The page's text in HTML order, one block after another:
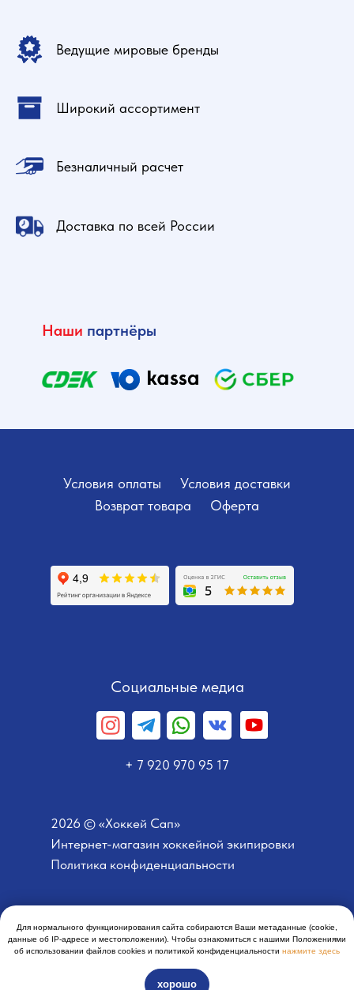
Ведущие мировые бренды
Широкий ассортимент
Безналичный расчет
Доставка по всей России
Наши партнёры
Условия оплаты
Условия доставки
Возврат товара
Оферта
2026 © «Хоккей Сап»
Интернет-магазин хоккейной экипировки
Политика конфиденциальности
+ 7 920 970 95 17
Социальные медиа
Разработано Добрычевым
Для нормального функционирования сайта собираются Ваши метаданные (cookie,
данные об IP-адресе и местоположении). Чтобы ознакомиться с нашими Положениями
об использовании файлов cookies и политикой конфиденциальности нажмите здесь
хорошо